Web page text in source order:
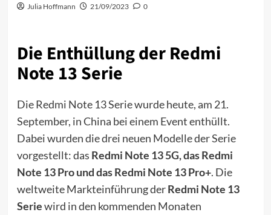
Julia Hoffmann 21/09/2023 0
Die Enthüllung der Redmi
Note 13 Serie
Die Redmi Note 13 Serie wurde heute, am 21.
September, in China bei einem Event enthüllt.
Dabei wurden die drei neuen Modelle der Serie
vorgestellt: das Redmi Note 13 5G, das Redmi
Note 13 Pro und das Redmi Note 13 Pro+. Die
weltweite Markteinführung derRedmi Note 13
Seriewird in den kommenden Monaten